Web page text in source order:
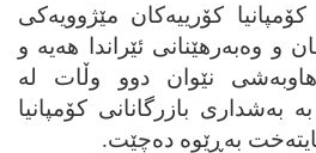
کۆرییه‌کان مێژوویه‌کی
و وه‌به‌رهێنانی ئێراندا هه‌یه‌ و
نێوان دوو وڵات له‌
به‌ به‌شداری بازرگانانی کۆمپانیا
به‌ڕێوه‌ ده‌چێت.